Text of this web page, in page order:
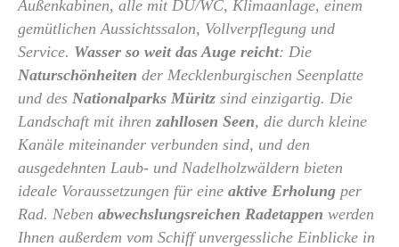
Außenkabinen, alle mit DU/WC, Klimaanlage, einem
gemütlichen Aussichtssalon, Vollverpflegung und
Service. Wasser so weit das Auge reicht: Die
Naturschönheiten der Mecklenburgischen Seenplatte
und des Nationalparks Müritz sind einzigartig. Die
Landschaft mit ihrenzahllosen Seen, die durch kleine
Kanäle miteinander verbunden sind, und den
ausgedehnten Laub- und Nadelholzwäldern bieten
ideale Voraussetzungen für eine aktive Erholung per
Rad. Neben abwechslungsreichen Radetappen werden
Ihnen außerdem vom Schiff unvergessliche Einblicke in